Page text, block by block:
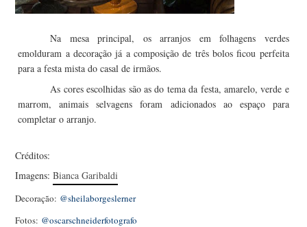
Na mesa principal, os arranjos em folhagens verdes
emolduram a decoração já a composição de três bolos ficou perfeita
para a festa mista do casal de irmãos.
As cores escolhidas são as do tema da festa, amarelo, verde e
marrom, animais selvagens foram adicionados ao espaço para
completar o arranjo.
Créditos:
Imagens:Bianca Garibaldi
Decoração: @sheilaborgeslerner
Fotos: @oscarschneiderfotografo